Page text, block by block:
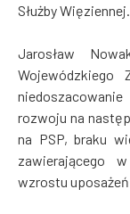
Służby Więziennej.
Jarosław
Wojewódzkiego
rozwoju na
na PSP, braku
zawierającego
wzrostu